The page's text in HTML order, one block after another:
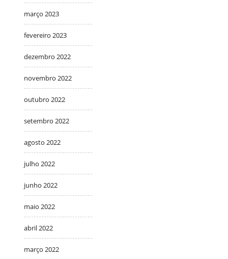
março 2023
fevereiro 2023
dezembro 2022
novembro 2022
outubro 2022
setembro 2022
agosto 2022
julho 2022
junho 2022
maio 2022
abril 2022
março 2022